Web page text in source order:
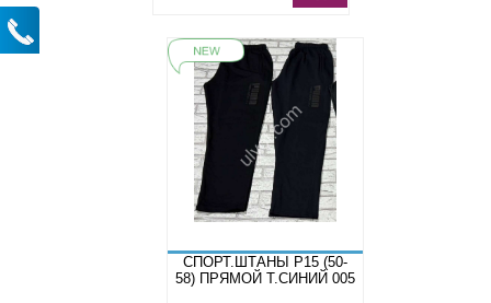
СПОРТ.ШТАНЫ P15 (50-
58) ПРЯМОЙ Т.СИНИЙ 005